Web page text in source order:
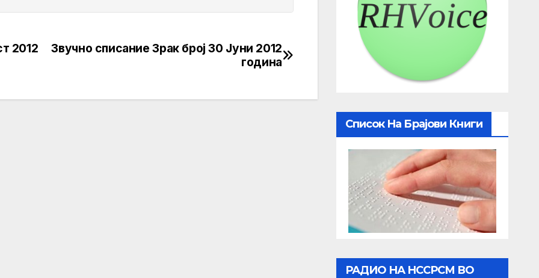
Звучно списание Зрак број 30 Јуни 2012
година
2012
Список На Брајови Книги
РАДИО НА НССРСМ ВО